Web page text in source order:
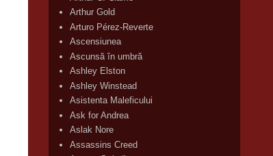
Arthur Gold
Arturo Pérez-Reverte
Ascensiunea
Ascunsă în umbră
Ashley Elston
Ashley Winstead
Asistenta Maleficului
Ask for Andrea
Aslak Nore
Assassins Creed